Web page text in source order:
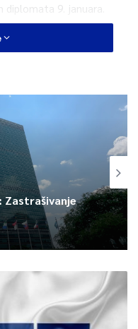
diplomata 9. januara.
u
State Departmenta.
Zastrašivanje